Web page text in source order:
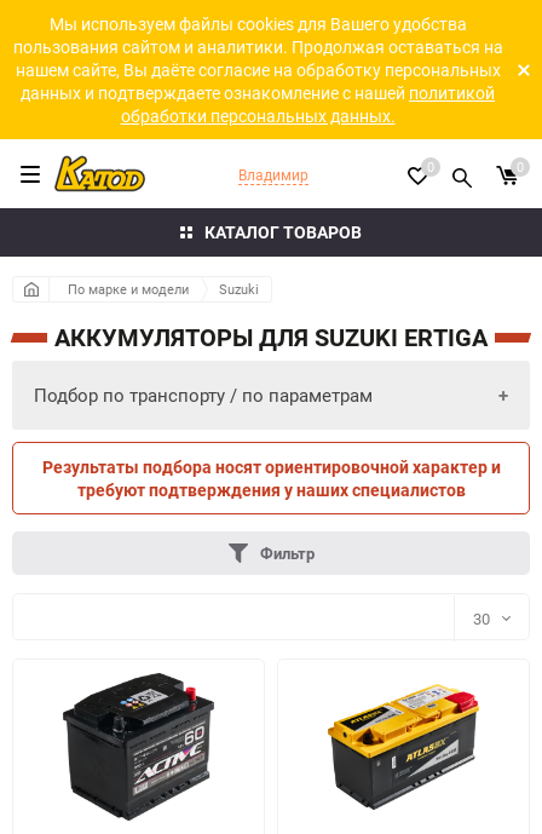
Мы используем файлы cookies для Вашего удобства
пользования сайтом и аналитики. Продолжая оставаться на
нашем сайте, Вы даёте согласие на обработку персональных
данных и подтверждаете ознакомление с нашей политикой
обработки персональных данных.
КАТАЛОГ ТОВАРОВ
Владимир 0 0
По марке и модели Suzuki
АККУМУЛЯТОРЫ ДЛЯ SUZUKI ERTIGA
Подбор по транспорту / по параметрам
ПО ТРАНСПОРТУ ПО ПАРАМЕТРАМ
Результаты подбора носят ориентировочной характер и
требуют подтверждения у наших специалистов
Фильтр
30
30
60